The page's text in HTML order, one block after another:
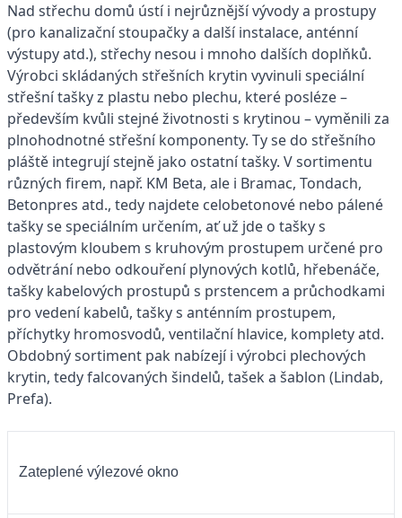
Nad střechu domů ústí i nejrůznější vývody a prostupy
(pro kanalizační stoupačky a další instalace, anténní
výstupy atd.), střechy nesou i mnoho dalších doplňků.
Výrobci skládaných střešních krytin vyvinuli speciální
střešní tašky z plastu nebo plechu, které posléze –
především kvůli stejné životnosti s krytinou – vyměnili za
plnohodnotné střešní komponenty. Ty se do střešního
pláště integrují stejně jako ostatní tašky. V sortimentu
různých firem, např. KM Beta, ale i Bramac, Tondach,
Betonpres atd., tedy najdete celobetonové nebo pálené
tašky se speciálním určením, ať už jde o tašky s
plastovým kloubem s kruhovým prostupem určené pro
odvětrání nebo odkouření plynových kotlů, hřebenáče,
tašky kabelových prostupů s prstencem a průchodkami
pro vedení kabelů, tašky s anténním prostupem,
příchytky hromosvodů, ventilační hlavice, komplety atd.
Obdobný sortiment pak nabízejí i výrobci plechových
krytin, tedy falcovaných šindelů, tašek a šablon (Lindab,
Prefa).
Zateplené výlezové okno